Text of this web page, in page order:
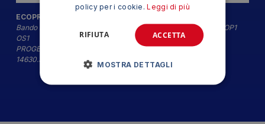
ECOPRINT SRL
Bando Impresa Digitale ex Azione 1.1.3 PR Toscana Fesr 21-27 OP1
OS1
PROGETTO ECOPRINT GO - CUP CUPST:
14630.30062023.037031820_1618
policy per i cookie.Leggi di più
ACCETTA
RIFIUTA
MOSTRA DETTAGLI